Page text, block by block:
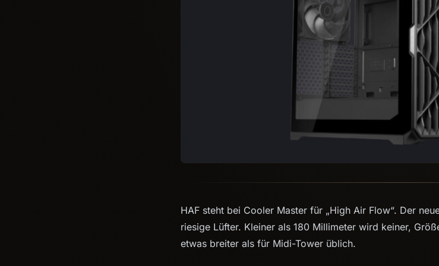
HAF steht bei Cooler Master für „High Air Flow“. Der
riesige Lüfter. Kleiner als 180 Millimeter wird keiner,
etwas breiter als für Midi-Tower üblich.